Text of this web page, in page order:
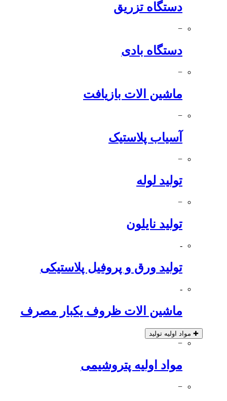
دستگاه تزریق
−
دستگاه بادی
−
ماشین الات بازیافت
−
آسیاب پلاستیک
−
تولید لوله
−
تولید نایلون
-
تولید ورق و پروفیل پلاستیکی
-
ماشین الات ظروف یکبار مصرف
✚ مواد اولیه تولید
−
مواد اولیه پتروشیمی
−